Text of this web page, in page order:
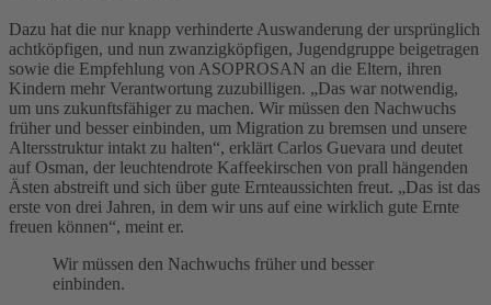
Dazu hat die nur knapp verhinderte Auswanderung der ursprünglich
achtköpfigen, und nun zwanzigköpfigen, Jugendgruppe beigetragen
sowie die Empfehlung von ASOPROSAN an die Eltern, ihren
Kindern mehr Verantwortung zuzubilligen. „Das war notwendig,
um uns zukunftsfähiger zu machen. Wir müssen den Nachwuchs
früher und besser einbinden, um Migration zu bremsen und unsere
Altersstruktur intakt zu halten“, erklärt Carlos Guevara und deutet
auf Osman, der leuchtendrote Kaffeekirschen von prall hängenden
Ästen abstreift und sich über gute Ernteaussichten freut. „Das ist das
erste von drei Jahren, in dem wir uns auf eine wirklich gute Ernte
freuen können“, meint er.
Wir müssen den Nachwuchs früher und besser
einbinden.